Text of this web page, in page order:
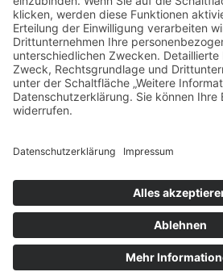
ZUVERLÄSSIGER VERSAND
Alle Preise inkl. gesetzl.
Versandkostenund ggf.
nicht anders